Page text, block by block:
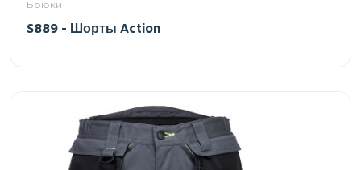
Брюки
S889 - Шорты Action